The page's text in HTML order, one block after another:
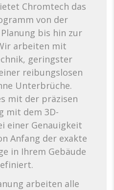
Chromtech das
von der
bis hin zur
arbeiten mit
geringster
reibungslosen
Unterbrüche.
mit der präzisen
mit dem 3D-
einer Genauigkeit
Anfang der exakte
in Ihrem Gebäude
arbeiten alle